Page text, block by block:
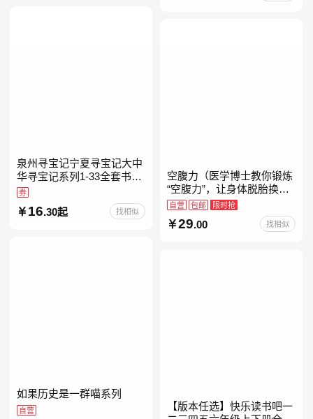
泉州寻宝记宁夏寻宝记大中
华寻宝记系列1-33全套书32
册【含新书宁夏寻宝记】当
当自营正版6-12岁新疆海南
广东福建河北黑
券
16.30起 找相似
空腹力（医学博士教你锻炼
“空腹力”，让身体脱胎换
骨！）
自营 包邮 限时抢
29.00 找相似
如果历史是一群喵系列
自营
【版本任选】快乐读书吧一